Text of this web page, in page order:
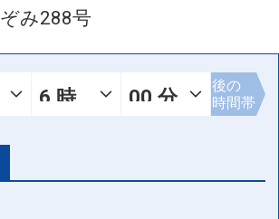
み288号
後の
時間帯